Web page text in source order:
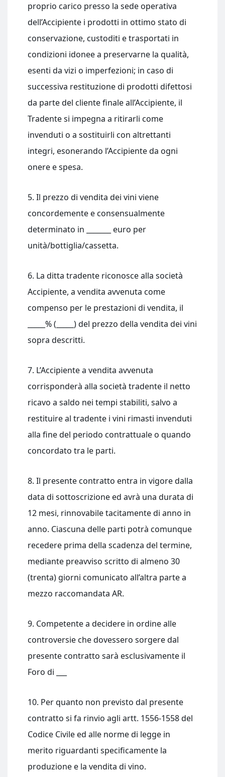
proprio carico presso la sede operativa
dell’Accipiente i prodotti in ottimo stato di
conservazione, custoditi e trasportati in
condizioni idonee a preservarne la qualità,
esenti da vizi o imperfezioni; in caso di
successiva restituzione di prodotti difettosi
da parte del cliente finale all’Accipiente, il
Tradente si impegna a ritirarli come
invenduti o a sostituirli con altrettanti
integri, esonerando l’Accipiente da ogni
onere e spesa.
5. Il prezzo di vendita dei vini viene
concordemente e consensualmente
determinato in _______ euro per
unità/bottiglia/cassetta.
6. La ditta tradente riconosce alla società
Accipiente, a vendita avvenuta come
compenso per le prestazioni di vendita, il
_____% (_____) del prezzo della vendita dei vini
sopra descritti.
7. L’Accipiente a vendita avvenuta
corrisponderà alla società tradente il netto
ricavo a saldo nei tempi stabiliti, salvo a
restituire al tradente i vini rimasti invenduti
alla fine del periodo contrattuale o quando
concordato tra le parti.
8. Il presente contratto entra in vigore dalla
data di sottoscrizione ed avrà una durata di
12 mesi, rinnovabile tacitamente di anno in
anno. Ciascuna delle parti potrà comunque
recedere prima della scadenza del termine,
mediante preavviso scritto di almeno 30
(trenta) giorni comunicato all’altra parte a
mezzo raccomandata AR.
9. Competente a decidere in ordine alle
controversie che dovessero sorgere dal
presente contratto sarà esclusivamente il
Foro di ___
10. Per quanto non previsto dal presente
contratto si fa rinvio agli artt. 1556-1558 del
Codice Civile ed alle norme di legge in
merito riguardanti specificamente la
produzione e la vendita di vino.